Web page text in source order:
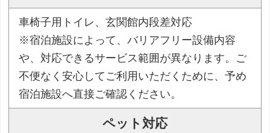
車椅子用トイレ、玄関館内段差対応
※宿泊施設によって、バリアフリー設備内容
や、対応できるサービス範囲が異なります。ご
不便なく安心してご利用いただくために、予め
宿泊施設へ直接ご確認ください。
ペット対応